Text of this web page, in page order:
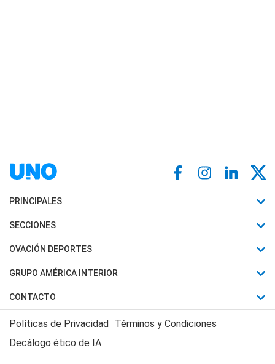
PRINCIPALES
Últimas Noticias
Política
Judiciales
Economia
SECCIONES
Horóscopo
Motores
Trucos caseros
Series y Películas
Edictos y Solicitadas
OVACIÓN DEPORTES
Fútbol
Mundial
Automovilismo
Rugby
GRUPO AMÉRICA INTERIOR
Canal 7 en Vivo
CONTACTO
Acerca de Nosotros
Contactanos
Políticas de Privacidad
Términos y Condiciones
Decálogo ético de IA